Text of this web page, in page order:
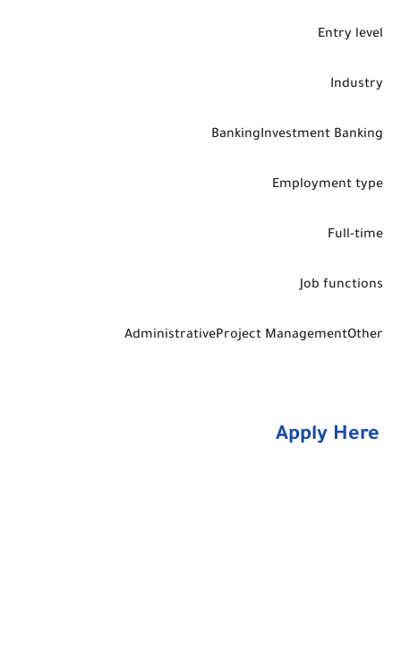
Entry level
Industry
BankingInvestment Banking
Employment type
Full-time
Job functions
AdministrativeProject ManagementOther
Apply Here